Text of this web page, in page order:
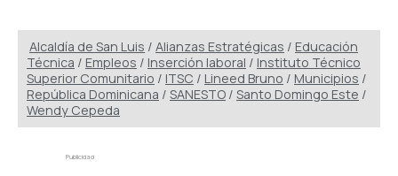
Alcaldía de San Luis / Alianzas Estratégicas / Educación
Técnica / Empleos / Inserción laboral / Instituto Técnico
Superior Comunitario / ITSC / Lineed Bruno / Municipios /
República Dominicana / SANESTO / Santo Domingo Este /
Wendy Cepeda
Publicidad